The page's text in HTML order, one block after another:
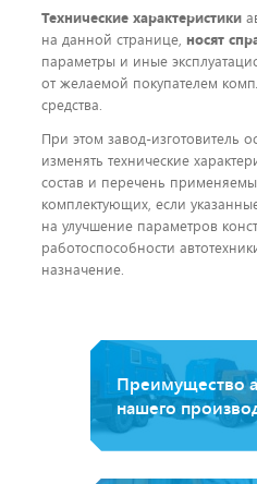
Технические характеристики
на данной странице, носят
параметры и иные
от желаемой покупателем
средства.
При этом завод-изготовитель
изменять технические
состав и перечень
комплектующих, если
на улучшение параметров
работоспособности
назначение.
Преимущество
нашего